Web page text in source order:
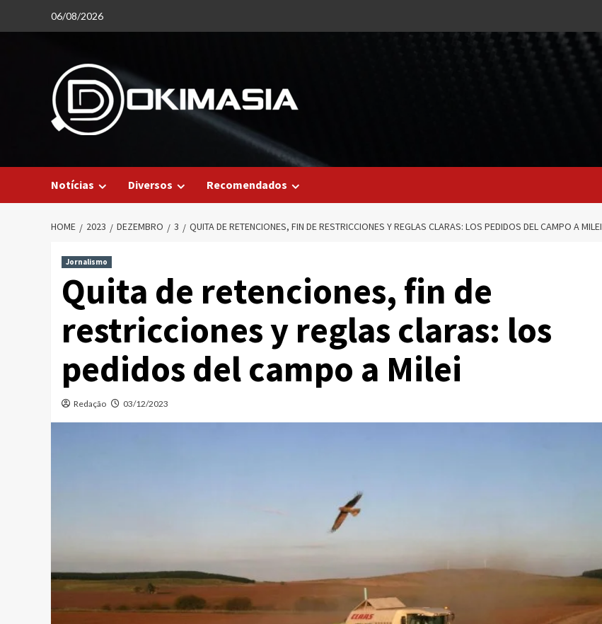
06/08/2026
Notícias Diversos Recomendados
HOME 2023 DEZEMBRO 3 QUITA DE RETENCIONES, FIN DE RESTRICCIONES Y REGLAS CLARAS: LOS PEDIDOS DEL CAMPO A MILEI
Jornalismo
Quita de retenciones, fin de
restricciones y reglas claras: los
pedidos del campo a Milei
Redação 03/12/2023